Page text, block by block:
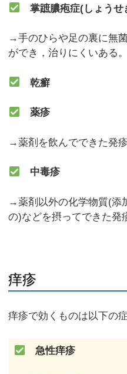
掌蹠膿疱症(しょうせ
→手のひらや足の裏に無
ができ，治りにくいある。
乾癬
薬疹
→薬剤を飲んでできた発
中毒疹
→薬剤以外の化学物質(添
の)などを摂ってできた発
痒疹
痒疹で効くものは以下の
急性痒疹